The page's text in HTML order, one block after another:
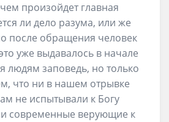
произойдет главная
ли дело разума, или же
после обращения человек
уже выдавалось в начале
людям заповедь, но только
что ни в нашем отрывке
не испытывали к Богу
современные верующие к